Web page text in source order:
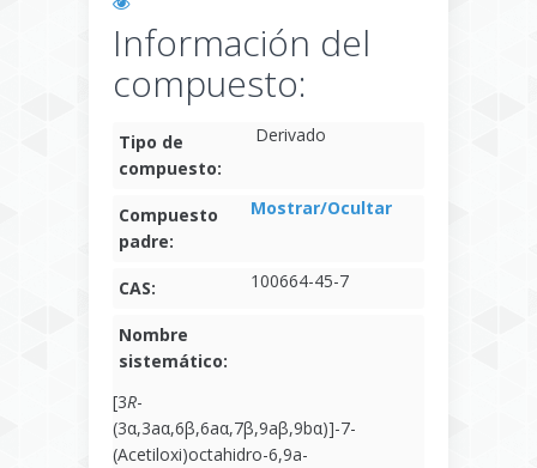
Información del
compuesto:
Tipo de
compuesto:
Derivado
Compuesto
padre:
Mostrar/Ocultar
CAS: 100664-45-7
Nombre
sistemático:
[3R-
(3α,3aα,6β,6aα,7β,9aβ,9bα)]-7-
(Acetiloxi)octahidro-6,9a-